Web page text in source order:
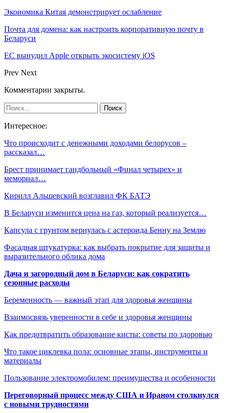
Экономика Китая демонстрирует ослабление
Почта для домена: как настроить корпоративную почту в
Беларуси
ЕС вынудил Apple открыть экосистему iOS
Prev Next
Комментарии закрыты.
Интересное:
Что происходит с денежными доходами белорусов –
рассказал…
Брест принимает гандбольный «Финал четырех» и
мемориал…
Кирилл Альшевский возглавил ФК БАТЭ
В Беларуси изменится цена на газ, который реализуется…
Капсула с грунтом вернулась с астероида Бенну на Землю
Фасадная штукатурка: как выбрать покрытие для защиты и
выразительного облика дома
Дача и загородный дом в Беларуси: как сократить
сезонные расходы
Беременность — важный этап для здоровья женщины
Взаимосвязь уверенности в себе и здоровья женщины
Как предотвратить образование кисты: советы по здоровью
Что такое циклевка пола: основные этапы, инструменты и
материалы
Пользование электромобилем: преимущества и особенности
Переговорный процесс между США и Ираном столкнулся
с новыми трудностями